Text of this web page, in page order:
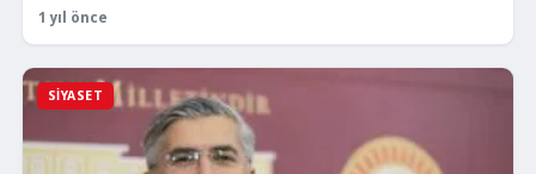
1 yıl önce
SIYASET